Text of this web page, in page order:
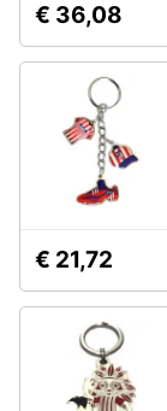
€ 36,08
€ 21,72